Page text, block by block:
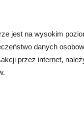
jest na wysokim
danych
przez internet,